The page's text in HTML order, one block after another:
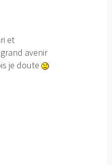
et
avenir
je doute